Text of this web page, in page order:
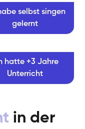
selbst singen
gelernt
hatte +3 Jahre
Unterricht
in der